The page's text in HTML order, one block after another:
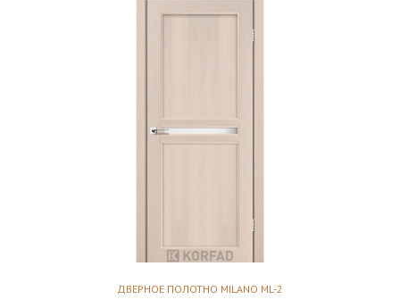
ДВЕРНОЕ ПОЛОТНО MILANO ML-2